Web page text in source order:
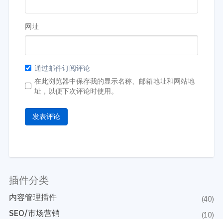
网址
通过邮件订阅评论
在此浏览器中保存我的显示名称、邮箱地址和网站地
址，以便下次评论时使用。
插件分类
内容管理插件 (40)
SEO/市场营销 (10)